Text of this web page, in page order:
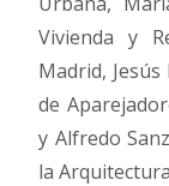
Vivienda y
Madrid,
de
y Alfredo
la